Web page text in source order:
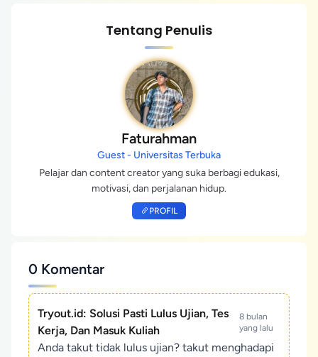
Tentang Penulis
Faturahman
Guest - Universitas Terbuka
Pelajar dan content creator yang suka berbagi edukasi,
motivasi, dan perjalanan hidup.
PROFIL
0 Komentar
Tryout.id: Solusi Pasti Lulus Ujian, Tes
Kerja, Dan Masuk Kuliah
8 bulan
yang lalu
Anda takut tidak lulus ujian? takut menghadapi